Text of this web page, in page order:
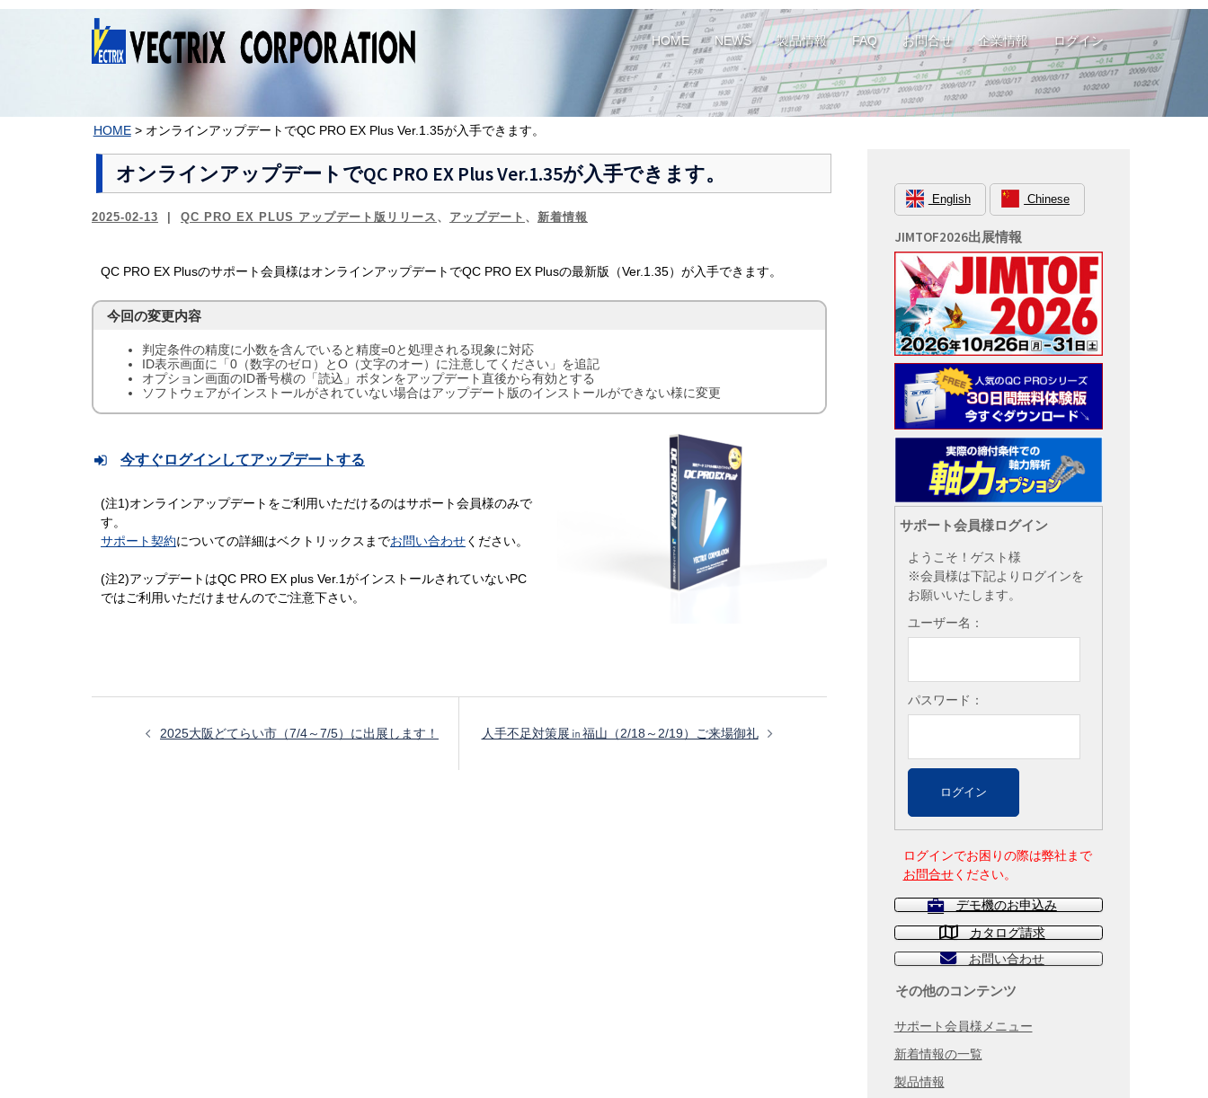
HOME NEWS 製品情報 FAQ お問合せ 企業情報 ログイン
HOME> オンラインアップデートでQC PRO EX Plus Ver.1.35が入手できます。
オンラインアップデートでQC PRO EX Plus Ver.1.35が入手できます。
2025-02-13 QC PRO EX PLUS アップデート版リリース 、 アップデート 、 新着情報
QC PRO EX Plusのサポート会員様はオンラインアップデートでQC PRO EX Plusの最新版（Ver.1.35）が入手できます。
今回の変更内容
判定条件の精度に小数を含んでいると精度=0と処理される現象に対応
ID表示画面に「0（数字のゼロ）とO（文字のオー）に注意してください」を追記
オプション画面のID番号横の「読込」ボタンをアップデート直後から有効とする
ソフトウェアがインストールがされていない場合はアップデート版のインストールができない様に変更
今すぐログインしてアップデートする
(注1)オンラインアップデートをご利用いただけるのはサポート会員様のみで
す。
サポート契約についての詳細はベクトリックスまでお問い合わせください。
(注2)アップデートはQC PRO EX plus Ver.1がインストールされていないPC
ではご利用いただけませんのでご注意下さい。
2025大阪どてらい市（7/4～7/5）に出展します！ 人手不足対策展㏌福山（2/18～2/19）ご来場御礼
English Chinese
JIMTOF2026出展情報
サポート会員様ログイン
ようこそ！ゲスト様
※会員様は下記よりログインを
お願いいたします。
ユーザー名：
パスワード：
ログインでお困りの際は弊社まで
お問合せください。
デモ機のお申込み
カタログ請求
お問い合わせ
その他のコンテンツ
サポート会員様メニュー
新着情報の一覧
製品情報